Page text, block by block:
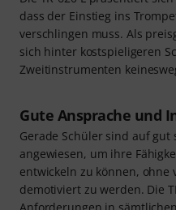
dass der Einstieg ins
verschlingen muss. Als
sich hinter kostspieligeren
Zweitinstrumenten
Gute Ansprache und
Gerade Schüler sind auf
angewiesen, um ihre
entwickeln zu können, ohne
demotiviert zu werden. Die
Anforderungen in